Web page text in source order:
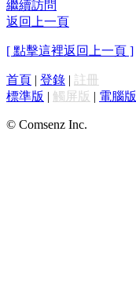
繼續訪問
返回上一頁
[ 點擊這裡返回上一頁 ]
首頁 | 登錄 | 註冊
標準版 | 觸屏版 | 電腦版
© Comsenz Inc.